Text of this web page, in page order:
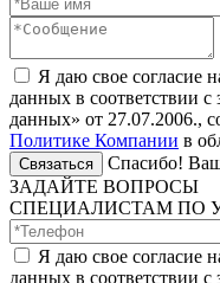
Я даю свое согласие
данных в соответствии
данных» от 27.07.2006.,
Политике Компании в
Связаться
Спасибо!
ЗАДАЙТЕ ВОПРОСЫ
СПЕЦИАЛИСТАМ ПО
Я даю свое согласие
данных в соответствии